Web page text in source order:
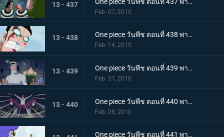
13 - 437
Feb. 07, 2010
13 - 438 One piece วันพีช ตอนที่ 438 พากย์ไทย สรวงสวรรค์ในนรก อิมเพลดาวน์ชั้นที่ 5.5
Feb. 14, 2010
13 - 439 One piece วันพีช ตอนที่ 439 พากย์ไทย เริ่มการรักษาลูฟี่! ด้วยพลังปาฎิหาริย์ของคุณอีวา!
Feb. 21, 2010
13 - 440 One piece วันพีช ตอนที่ 440 พากย์ไทย จงเชื่อในปาฎิหาริย์! เสียงเชียร์จากจิตวิญญาณของบอนเคร
Feb. 28, 2010
One piece วันพีช ตอนที่ 441 พากย์ไทย ลูฟี่ฟื้นคืนชีพ! คุณอีวาเริ่มแผนการแหกคุก!!